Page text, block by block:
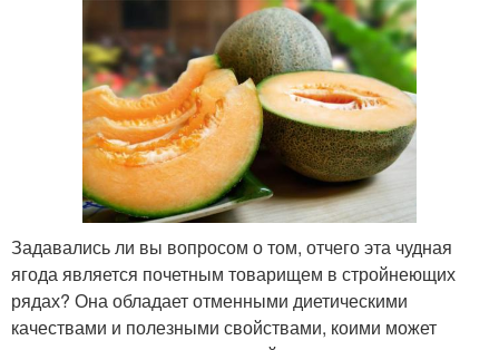
Задавались ли вы вопросом о том, отчего эта чудная
ягода является почетным товарищем в стройнеющих
рядах? Она обладает отменными диетическими
качествами и полезными свойствами, коими может